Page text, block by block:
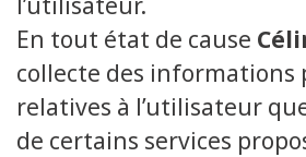
En tout état de cause
collecte des informations
relatives à l’utilisateur
de certains services